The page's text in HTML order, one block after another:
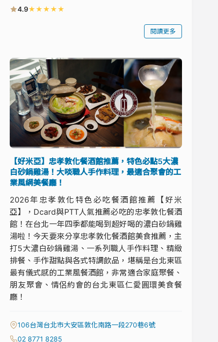
4.9★★★★★
閱讀更多
【好米亞】忠孝敦化餐酒館推薦，特色必點5大濃
白砂鍋雞湯！大啖職人手作料理，最適合聚會的工
業風網美餐廳！
2026年忠孝敦化特色必吃餐酒館推薦【好米
亞】，Dcard與PTT人氣推薦必吃的忠孝敦化餐酒
館！在台北一年四季都能喝到超好喝的濃白砂鍋雞
湯啦！今天要來分享忠孝敦化餐酒館美食推薦，主
打5大濃白砂鍋雞湯、一系列職人手作料理、精緻
排餐、手作甜點與各式特調飲品，堪稱是台北東區
最有儀式感的工業風餐酒館，非常適合家庭聚餐、
朋友聚會、情侶約會的台北東區仁愛圓環美食餐
廳！
106台灣台北市大安區敦化南路一段270巷6號
02 8771 8285